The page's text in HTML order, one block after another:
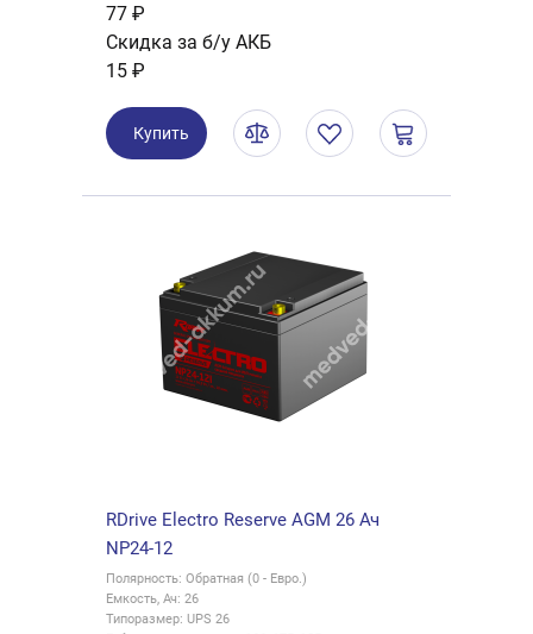
77 ₽
Скидка за б/у АКБ
15 ₽
Купить
RDrive Electro Reserve AGM 26 Ач
NP24-12
Полярность: Обратная (0 - Евро.)
Емкость, Ач: 26
Типоразмер: UPS 26